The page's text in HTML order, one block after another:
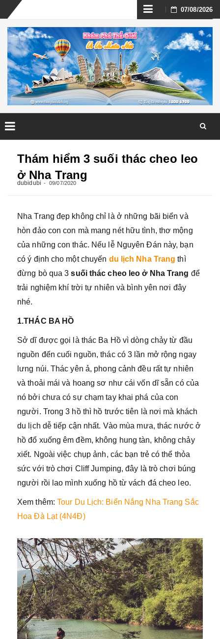
Skip
to
content
07/08/2026
Thám hiểm 3 suối thác cheo leo
ở Nha Trang
dubidubi 09/07/2020
Nha Trang đẹp không chỉ là ở những bãi biển và
hòn đảo con con mà mang nét hữu tình, thơ mộng
của những con thác. Nếu lễ Nguyên Đán này, bạn
có ý định cho một chuyến du lịch Nha Trang thì
đừng bò qua 3 suối thác cheo leo ở Nha Trang để
trải nghiệm khí trời tự nhiên và bình yên nơi đây
nhé.
1.THÁC BA HỒ
Sở dĩ được gọi là thác Ba Hồ vì dòng chảy từ đầu
nguồn đến cuối nguồn, thác có 3 lần mở rộng ngay
lưng núi. Thác yên ả, phong cảnh đều rất tự nhiên
và thoải mái và hoang sơ như cái vốn dĩ sẵn có của
nó bởi chưa có sự chạm tay khai phá của con
người. Trong 3 hồ thì hồ trước tiên là nơi mà khách
du lịch dễ tiếp cận nhất. Vào mùa mưa, thác nước ở
hồ đổ xuống êm đềm, không hung tàn, không chảy
xiết. Ngoài việc chụp ảnh, các bạn trẻ có thể thỏa
sức với trò chơi Cliff Jumping, đây là trò chơi búng
người rồi lao mình xuống hồ từ vách đá cheo leo.
Xem thêm: Tour Du Lịch: Biển Nắng Nha Trang Sắc
Hoa Đà Lạt (4N4Đ)